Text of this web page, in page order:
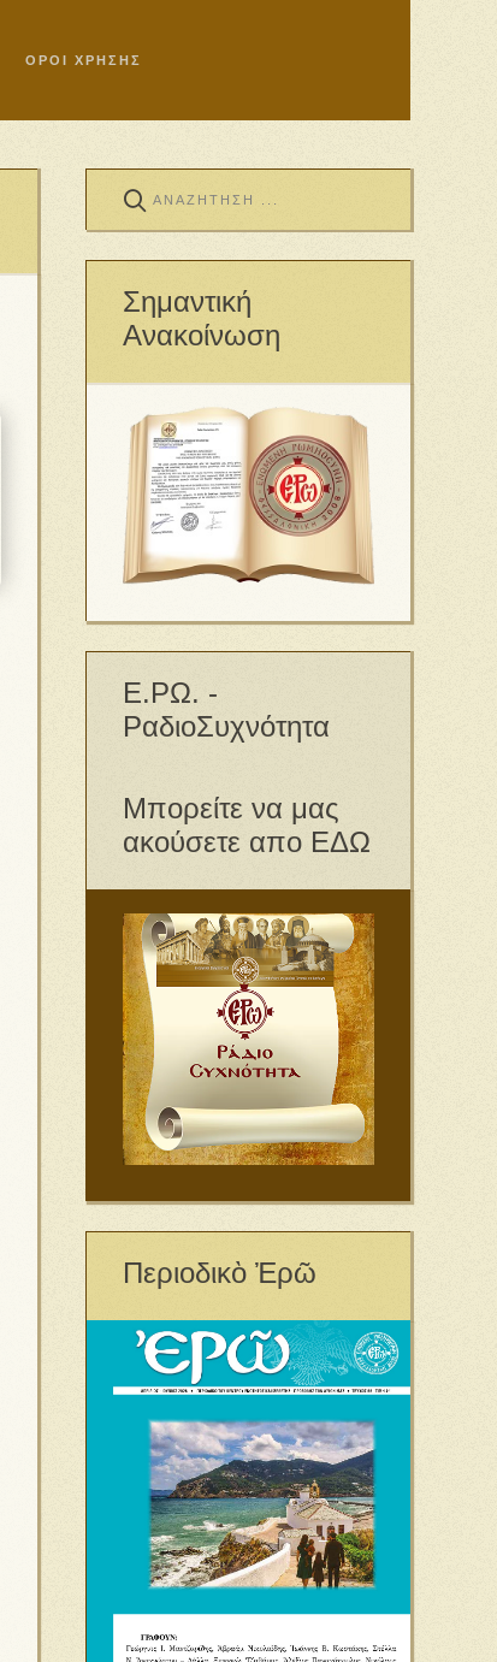
ΟΡΟΙ ΧΡΗΣΗΣ
Σημαντική
Ανακοίνωση
Ε.ΡΩ. -
ΡαδιοΣυχνότητα
Μπορείτε να μας
ακούσετε απο ΕΔΩ
Περιοδικὸ Ἐρῶ